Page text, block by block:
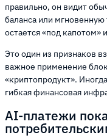
правильно, он видит
баланса или
остается «под капотом»
Это один из признаков
важное применение
«криптопродукт».
гибкая финансовая
AI-платежи